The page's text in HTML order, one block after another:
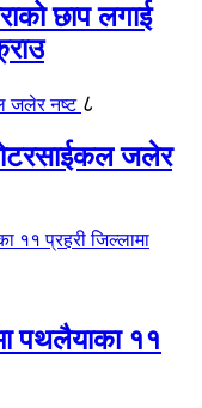
छाप लगाई
८
जलेर
पथलैयाका ११